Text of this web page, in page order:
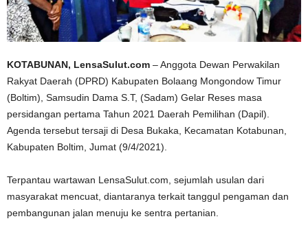
KOTABUNAN, LensaSulut.com – Anggota Dewan Perwakilan
Rakyat Daerah (DPRD) Kabupaten Bolaang Mongondow Timur
(Boltim), Samsudin Dama S.T, (Sadam) Gelar Reses masa
persidangan pertama Tahun 2021 Daerah Pemilihan (Dapil).
Agenda tersebut tersaji di Desa Bukaka, Kecamatan Kotabunan,
Kabupaten Boltim, Jumat (9/4/2021).
Terpantau wartawan LensaSulut.com, sejumlah usulan dari
masyarakat mencuat, diantaranya terkait tanggul pengaman dan
pembangunan jalan menuju ke sentra pertanian.